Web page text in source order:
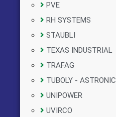
PVE
RH SYSTEMS
STAUBLI
TEXAS INDUSTRIAL
TRAFAG
TUBOLY - ASTRONIC
UNIPOWER
UVIRCO